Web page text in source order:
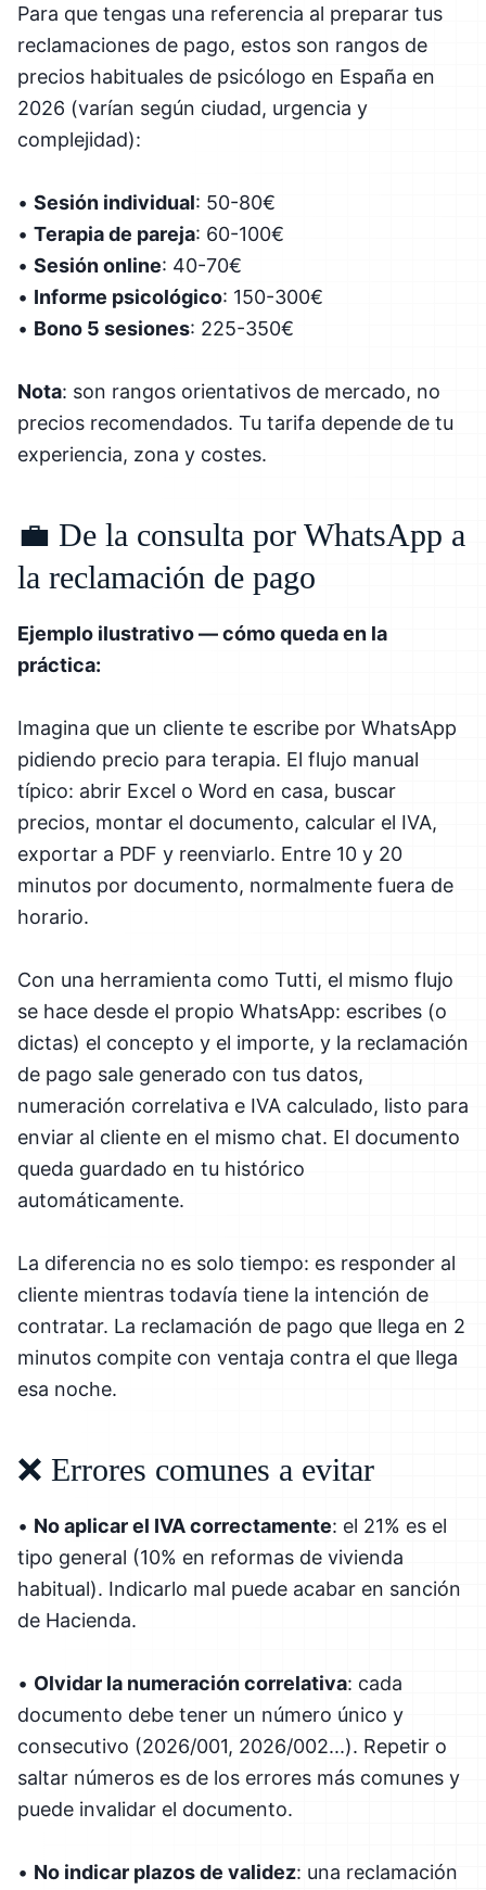
Para que tengas una referencia al preparar tus
reclamaciones de pago, estos son rangos de
precios habituales de psicólogo en España en
2026 (varían según ciudad, urgencia y
complejidad):
• Sesión individual: 50-80€
• Terapia de pareja: 60-100€
• Sesión online: 40-70€
• Informe psicológico: 150-300€
• Bono 5 sesiones: 225-350€
Nota: son rangos orientativos de mercado, no
precios recomendados. Tu tarifa depende de tu
experiencia, zona y costes.
💼 De la consulta por WhatsApp a
la reclamación de pago
Ejemplo ilustrativo — cómo queda en la
práctica:
Imagina que un cliente te escribe por WhatsApp
pidiendo precio para terapia. El flujo manual
típico: abrir Excel o Word en casa, buscar
precios, montar el documento, calcular el IVA,
exportar a PDF y reenviarlo. Entre 10 y 20
minutos por documento, normalmente fuera de
horario.
Con una herramienta como Tutti, el mismo flujo
se hace desde el propio WhatsApp: escribes (o
dictas) el concepto y el importe, y la reclamación
de pago sale generado con tus datos,
numeración correlativa e IVA calculado, listo para
enviar al cliente en el mismo chat. El documento
queda guardado en tu histórico
automáticamente.
La diferencia no es solo tiempo: es responder al
cliente mientras todavía tiene la intención de
contratar. La reclamación de pago que llega en 2
minutos compite con ventaja contra el que llega
esa noche.
❌ Errores comunes a evitar
• No aplicar el IVA correctamente: el 21% es el
tipo general (10% en reformas de vivienda
habitual). Indicarlo mal puede acabar en sanción
de Hacienda.
• Olvidar la numeración correlativa: cada
documento debe tener un número único y
consecutivo (2026/001, 2026/002...). Repetir o
saltar números es de los errores más comunes y
puede invalidar el documento.
• No indicar plazos de validez: una reclamación